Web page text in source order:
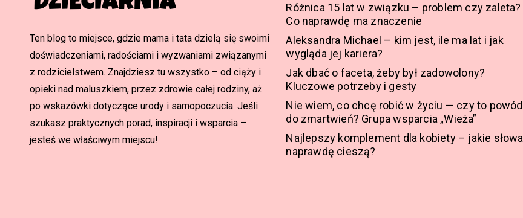
Ten blog to miejsce, gdzie mama i tata dzielą się swoimi
doświadczeniami, radościami i wyzwaniami związanymi
z rodzicielstwem. Znajdziesz tu wszystko – od ciąży i
opieki nad maluszkiem, przez zdrowie całej rodziny, aż
po wskazówki dotyczące urody i samopoczucia. Jeśli
szukasz praktycznych porad, inspiracji i wsparcia –
jesteś we właściwym miejscu!
Różnica 15 lat w związku – problem czy zaleta?
Co naprawdę ma znaczenie
Aleksandra Michael – kim jest, ile ma lat i jak
wygląda jej kariera?
Jak dbać o faceta, żeby był zadowolony?
Kluczowe potrzeby i gesty
Nie wiem, co chcę robić w życiu — czy to powód
do zmartwień? Grupa wsparcia „Wieża”
Najlepszy komplement dla kobiety – jakie słowa
naprawdę cieszą?